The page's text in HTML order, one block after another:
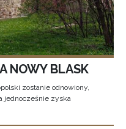
NOWY BLASK
zostanie odnowiony,
jednocześnie zyska